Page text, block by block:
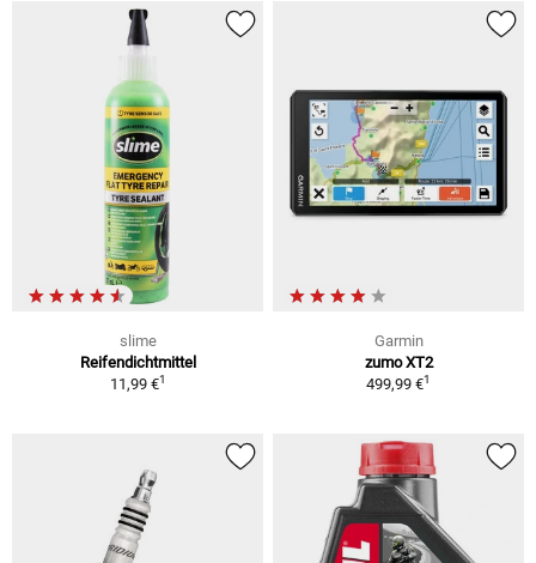
slime
Reifendichtmittel
11,99 €1
Garmin
zumo XT2
499,99 €1